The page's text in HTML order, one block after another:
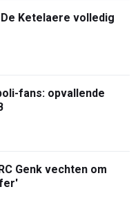
Ketelaere volledig
fans: opvallende
Genk vechten om